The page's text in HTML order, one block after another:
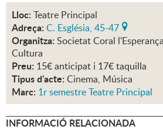
Lloc: Teatre Principal
Adreça: C. Església, 45-47
Organitza: Societat Coral
Cultura
Preu: 15€ anticipat i 17€ taquilla
Tipus d'acte: Cinema, Música
Marc: 1r semestre Teatre Principal
INFORMACIÓ RELACIONADA